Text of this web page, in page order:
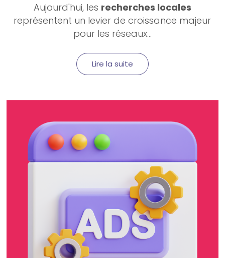
Aujourd'hui, les recherches locales
représentent un levier de croissance majeur
pour les réseaux...
Lire la suite